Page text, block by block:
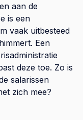
aan de
is een
vaak uitbesteed
Een
deze toe. Zo is
salarissen
zich mee?